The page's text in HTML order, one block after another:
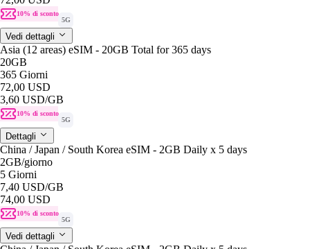
10% di sconto
5G
Vedi dettagli
Asia (12 areas) eSIM - 20GB Total for 365 days
20GB
365 Giorni
72,00 USD
3,60 USD/GB
10% di sconto
5G
Dettagli
China / Japan / South Korea eSIM - 2GB Daily x 5 days
2GB/giorno
5 Giorni
7,40 USD/GB
74,00 USD
10% di sconto
5G
Vedi dettagli